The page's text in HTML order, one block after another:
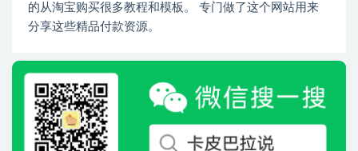
的从淘宝购买很多教程和模板。 专门做了这个网站用来
分享这些精品付款资源。